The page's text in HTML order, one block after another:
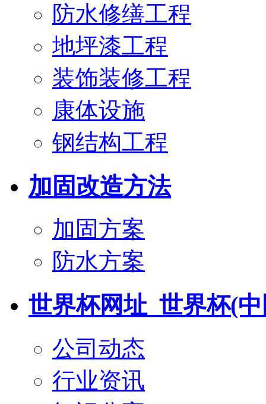
防水修缮工程
地坪漆工程
装饰装修工程
康体设施
钢结构工程
加固改造方法
加固方案
防水方案
世界杯网址_世界杯(
公司动态
行业资讯